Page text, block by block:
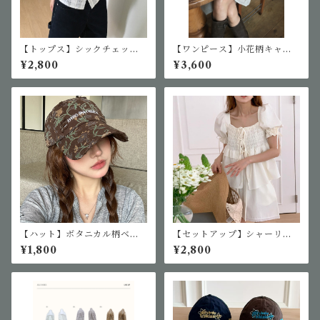
【トップス】シックチェック
シングルボタンシャツ
¥2,800
【ワンピース】小花柄キャミ
ワンピ
¥3,600
【ハット】ボタニカル柄ベー
スボールキャップ
¥1,800
【セットアップ】シャーリン
グトップス＆ショートパンツ
セットアップ
¥2,800